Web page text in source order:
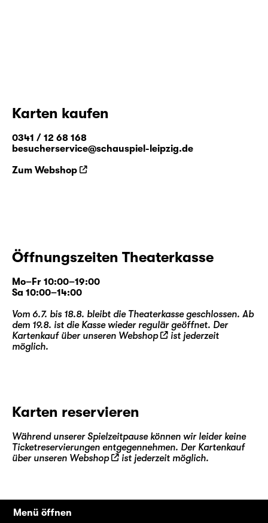
Karten kaufen
0341 / 12 68 168
besucherservice@schauspiel-leipzig.de
Zum Webshop
Öffnungszeiten Theaterkasse
Mo–Fr 10:00–19:00
Sa 10:00–14:00
Vom 6.7. bis 18.8. bleibt die Theaterkasse geschlossen. Ab
dem 19.8. ist die Kasse wieder regulär geöffnet. Der
Kartenkauf über unseren Webshop
ist jederzeit
möglich.
Karten reservieren
Während unserer Spielzeitpause können wir leider keine
Ticketreservierungen entgegennehmen. Der Kartenkauf
über unseren Webshop ist jederzeit möglich.
Menü öffnen